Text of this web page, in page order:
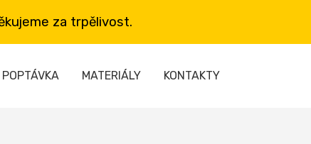
za trpělivost.
POPTÁVKA MATERIÁLY KONTAKTY